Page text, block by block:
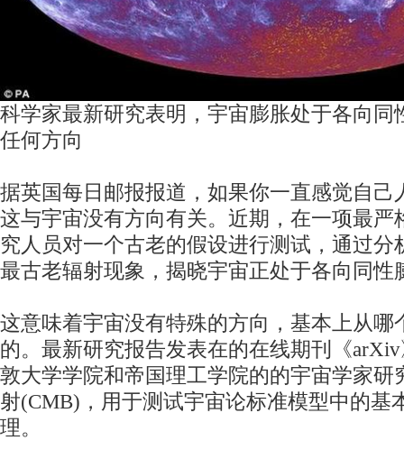
科学家最新研究表明，宇宙膨胀处于各向同
任何方向
据英国每日邮报报道，如果你一直感觉自己
这与宇宙没有方向有关。近期，在一项最严
究人员对一个古老的假设进行测试，通过分
最古老辐射现象，揭晓宇宙正处于各向同性
这意味着宇宙没有特殊的方向，基本上从哪
的。最新研究报告发表在的在线期刊《
敦大学学院和帝国理工学院的的宇宙学家研
射(CMB)，用于测试宇宙论标准模型中的
理。